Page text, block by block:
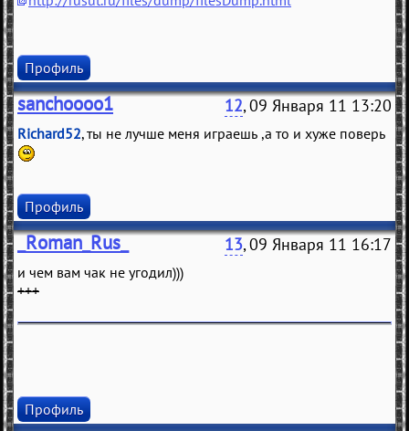
Профиль
sanchoooo1 12, 09 Января 11 13:20
Richard52, ты не лучше меня играешь ,а то и хуже поверь
Профиль
_Roman_Rus_ 13, 09 Января 11 16:17
и чем вам чак не угодил)))
+++
Профиль